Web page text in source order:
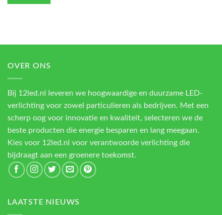
OVER ONS
Bij 12led.nl leveren we hoogwaardige en duurzame LED-
verlichting voor zowel particulieren als bedrijven. Met een
scherp oog voor innovatie en kwaliteit, selecteren we de
beste producten die energie besparen en lang meegaan.
Kies voor 12led.nl voor verantwoorde verlichting die
bijdraagt aan een groenere toekomst.
LAATSTE NIEUWS